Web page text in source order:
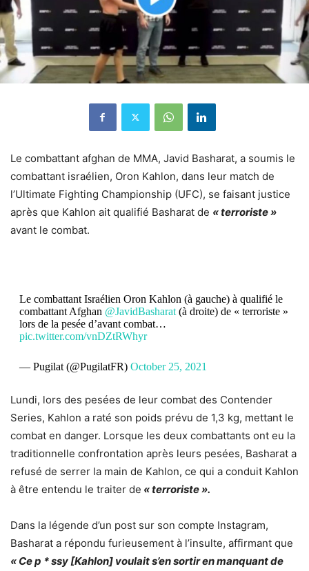
Le combattant afghan de MMA, Javid Basharat, a soumis le
combattant israélien, Oron Kahlon, dans leur match de
l’Ultimate Fighting Championship (UFC), se faisant justice
après que Kahlon ait qualifié Basharat de « terroriste »
avant le combat.
Le combattant Israélien Oron Kahlon (à gauche) à qualifié le
combattant Afghan @JavidBasharat(à droite) de « terroriste »
lors de la pesée d’avant combat…
pic.twitter.com/vnDZtRWhyr
— Pugilat (@PugilatFR) October 25, 2021
Lundi, lors des pesées de leur combat des Contender
Series, Kahlon a raté son poids prévu de 1,3 kg, mettant le
combat en danger. Lorsque les deux combattants ont eu la
traditionnelle confrontation après leurs pesées, Basharat a
refusé de serrer la main de Kahlon, ce qui a conduit Kahlon
à être entendu le traiter de « terroriste ».
Dans la légende d’un post sur son compte Instagram,
Basharat a répondu furieusement à l’insulte, affirmant que
« Ce p * ssy [Kahlon] voulait s’en sortir en manquant de